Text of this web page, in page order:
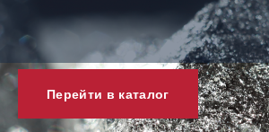
Перейти в каталог